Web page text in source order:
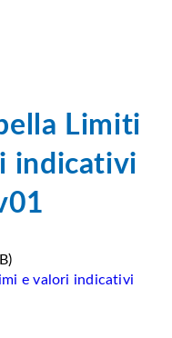
Limiti
indicativi
e valori indicativi